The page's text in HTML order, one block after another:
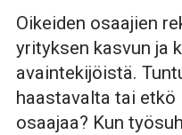
Oikeiden osaajien
yrityksen kasvun ja
avaintekijöistä.
haastavalta tai etkö
osaajaa? Kun